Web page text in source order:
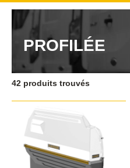
PROFILÉE
42 produits trouvés